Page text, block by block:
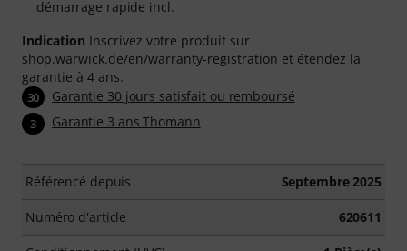
démarrage rapide incl.
Indication Inscrivez votre produit sur
shop.warwick.de/en/warranty-registration et étendez la
garantie à 4 ans.
30 Garantie 30 jours satisfait ou remboursé
3 Garantie 3 ans Thomann
Référencé depuis Septembre 2025
Numéro d'article 620611